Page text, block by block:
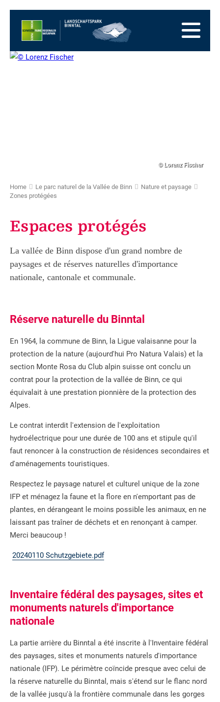
principale
contenu
Vers
© Lorenz Fischer
Home Le parc naturel de la Vallée de Binn
Nature et paysage
Zones protégées
Espaces protégés
La vallée de Binn dispose d'un grand nombre de
paysages et de réserves naturelles d'importance
nationale, cantonale et communale.
Réserve naturelle du Binntal
En 1964, la commune de Binn, la Ligue valaisanne pour la
protection de la nature (aujourd'hui Pro Natura Valais) et la
section Monte Rosa du Club alpin suisse ont conclu un
contrat pour la protection de la vallée de Binn, ce qui
équivalait à une prestation pionnière de la protection des
Alpes.
Le contrat interdit l'extension de l'exploitation
hydroélectrique pour une durée de 100 ans et stipule qu'il
faut renoncer à la construction de résidences secondaires et
d'aménagements touristiques.
Respectez le paysage naturel et culturel unique de la zone
IFP et ménagez la faune et la flore en n'emportant pas de
plantes, en dérangeant le moins possible les animaux, en ne
laissant pas traîner de déchets et en renonçant à camper.
Merci beaucoup !
20240110 Schutzgebiete.pdf
Inventaire fédéral des paysages, sites et
monuments naturels d'importance
nationale
La partie arrière du Binntal a été inscrite à l'Inventaire fédéral
des paysages, sites et monuments naturels d'importance
nationale (IFP). Le périmètre coïncide presque avec celui de
la réserve naturelle du Binntal, mais s'étend sur le flanc nord
de la vallée jusqu'à la frontière communale dans les gorges